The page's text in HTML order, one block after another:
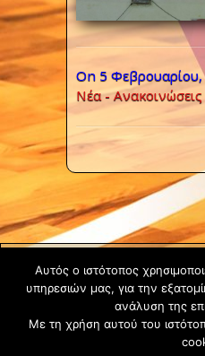
On 5
Νέα - Ανακοινώσεις
All
Αυτός ο ιστότοπος
υπηρεσιών μας, για την
ανάλυση της
Με τη χρήση αυτού του